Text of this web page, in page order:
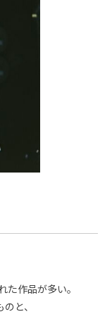
た作品が多い。
と、